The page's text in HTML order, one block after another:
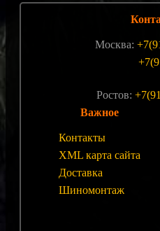
Москва:
Ростов:
Важное
Контакты
XML карта сайта
Доставка
Шиномонтаж